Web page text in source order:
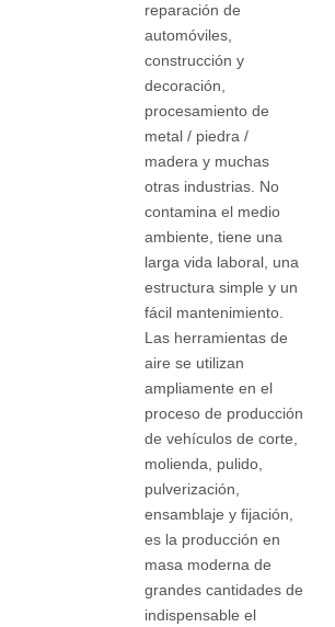
reparación de
automóviles,
construcción y
decoración,
procesamiento de
metal / piedra /
madera y muchas
otras industrias. No
contamina el medio
ambiente, tiene una
larga vida laboral, una
estructura simple y un
fácil mantenimiento.
Las herramientas de
aire se utilizan
ampliamente en el
proceso de producción
de vehículos de corte,
molienda, pulido,
pulverización,
ensamblaje y fijación,
es la producción en
masa moderna de
grandes cantidades de
indispensable el